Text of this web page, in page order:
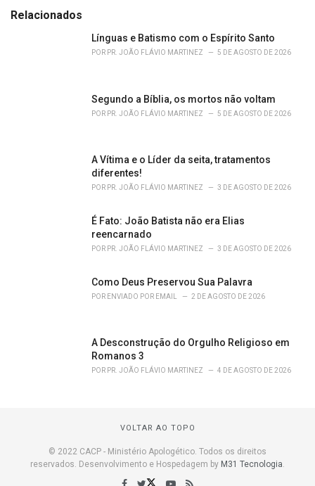
e
Relacionados
Línguas e Batismo com o Espírito Santo
POR PR. JOÃO FLÁVIO MARTINEZ 5 DE AGOSTO DE 2026
Segundo a Bíblia, os mortos não voltam
POR PR. JOÃO FLÁVIO MARTINEZ 5 DE AGOSTO DE 2026
A Vítima e o Líder da seita, tratamentos
diferentes!
POR PR. JOÃO FLÁVIO MARTINEZ 3 DE AGOSTO DE 2026
É Fato: João Batista não era Elias
reencarnado
POR PR. JOÃO FLÁVIO MARTINEZ 3 DE AGOSTO DE 2026
Como Deus Preservou Sua Palavra
POR ENVIADO POR EMAIL 2 DE AGOSTO DE 2026
A Desconstrução do Orgulho Religioso em
Romanos 3
POR PR. JOÃO FLÁVIO MARTINEZ 4 DE AGOSTO DE 2026
VOLTAR AO TOPO
© 2022 CACP - Ministério Apologético. Todos os direitos
reservados. Desenvolvimento e Hospedagem by M31 Tecnologia.